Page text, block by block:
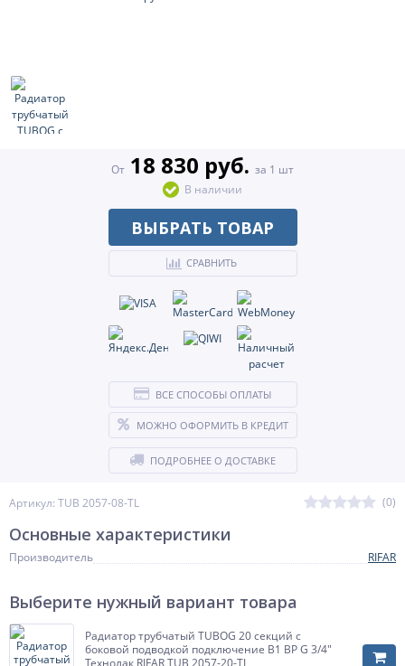
Артикул: TUB 2057-08-TL (0)
От 18 830 руб. за 1 шт
В наличии
ВЫБРАТЬ ТОВАР
СРАВНИТЬ
ВСЕ СПОСОБЫ ОПЛАТЫ
МОЖНО ОФОРМИТЬ В КРЕДИТ
ПОДРОБНЕЕ О ДОСТАВКЕ
Основные характеристики
Производитель RIFAR
Выберите нужный вариант товара
Радиатор трубчатый TUBOG 20 секций с
боковой подводкой подключение B1 ВР G 3/4"
Технолак RIFAR TUB 2057-20-TL